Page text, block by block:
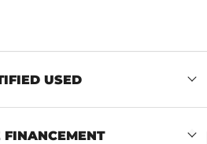
USED
FINANCEMENT